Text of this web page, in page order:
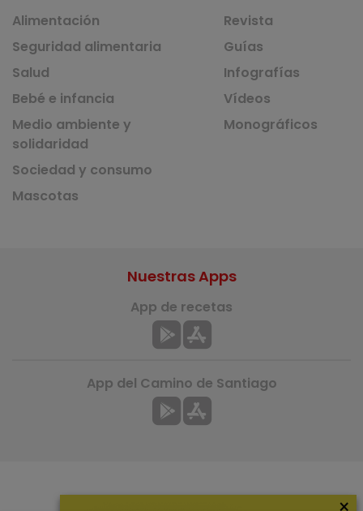
Alimentación
Seguridad alimentaria
Salud
Bebé e infancia
Medio ambiente y
solidaridad
Sociedad y consumo
Mascotas
Revista
Guías
Infografías
Vídeos
Monográficos
Nuestras Apps
App de recetas
App del Camino de Santiago